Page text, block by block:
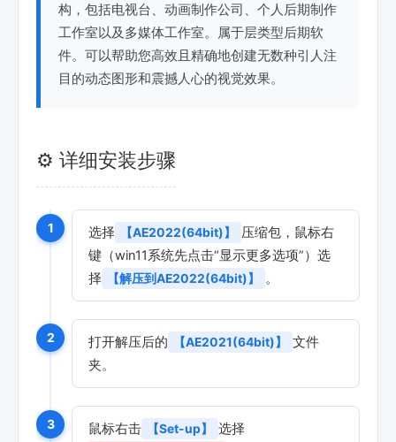
构，包括电视台、动画制作公司、个人后期制作
工作室以及多媒体工作室。属于层类型后期软
件。可以帮助您高效且精确地创建无数种引人注
目的动态图形和震撼人心的视觉效果。
⚙️ 详细安装步骤
1 选择 【AE2022(64bit)】
压缩包，鼠标右
键（win11系统先点击“显示更多选项”）选
择
【解压到AE2022(64bit)】 。
2 打开解压后的 【AE2021(64bit)】
文件
夹。
3 鼠标右击 【Set-up】 选择